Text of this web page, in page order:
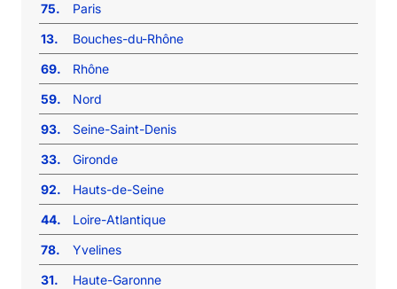
75.
Paris
13.
Bouches-du-Rhône
69.
Rhône
59.
Nord
93.
Seine-Saint-Denis
33.
Gironde
92.
Hauts-de-Seine
44.
Loire-Atlantique
78.
Yvelines
31.
Haute-Garonne